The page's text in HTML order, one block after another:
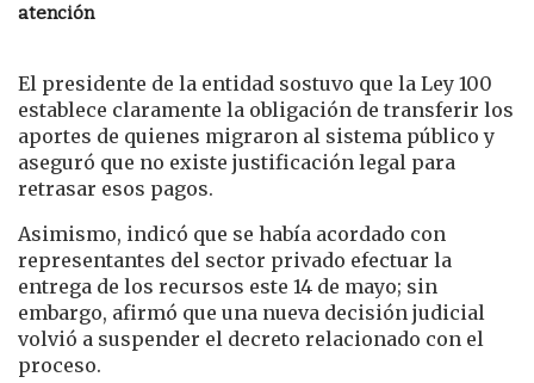
atención
El presidente de la entidad sostuvo que la Ley 100
establece claramente la obligación de transferir los
aportes de quienes migraron al sistema público y
aseguró que no existe justificación legal para
retrasar esos pagos.
Asimismo, indicó que se había acordado con
representantes del sector privado efectuar la
entrega de los recursos este 14 de mayo; sin
embargo, afirmó que una nueva decisión judicial
volvió a suspender el decreto relacionado con el
proceso.